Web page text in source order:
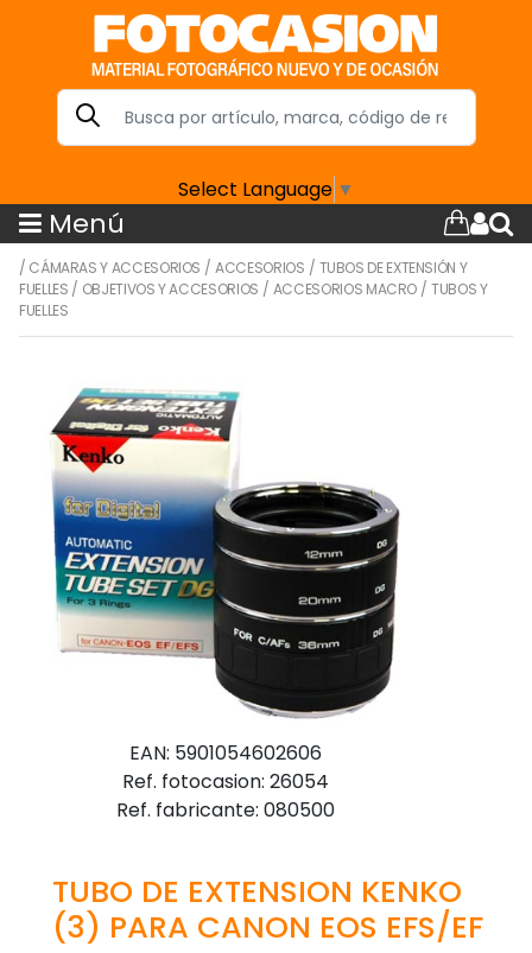
Select Language ▼
Menú
/ CÁMARAS Y ACCESORIOS /ACCESORIOS / TUBOS DE EXTENSIÓN Y
FUELLES / OBJETIVOS Y ACCESORIOS / ACCESORIOS MACRO /TUBOS Y
FUELLES
EAN: 5901054602606
Ref. fotocasion: 26054
Ref. fabricante: 080500
TUBO DE EXTENSION KENKO
(3) PARA CANON EOS EFS/EF